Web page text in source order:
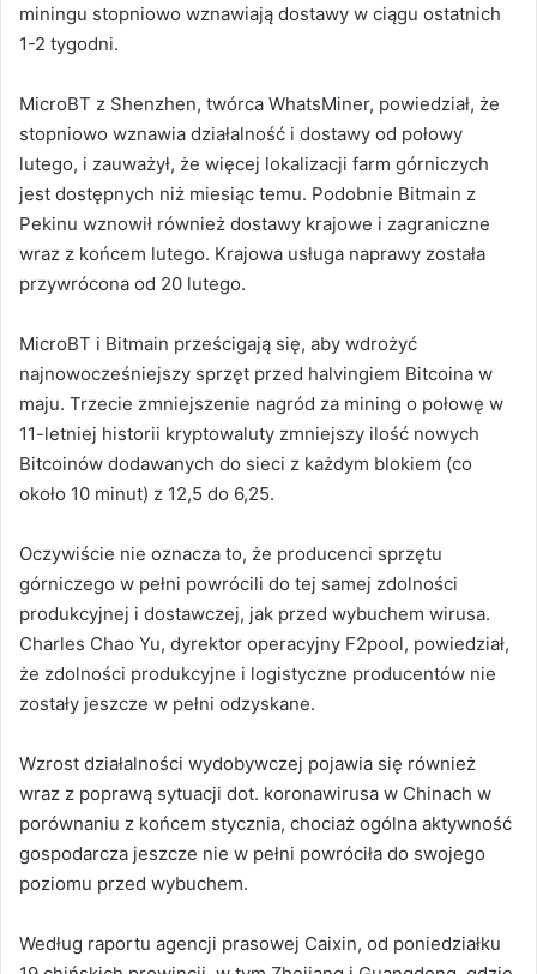
miningu stopniowo wznawiają dostawy w ciągu ostatnich
1-2 tygodni.
MicroBT z Shenzhen, twórca WhatsMiner, powiedział, że
stopniowo wznawia działalność i dostawy od połowy
lutego, i zauważył, że więcej lokalizacji farm górniczych
jest dostępnych niż miesiąc temu. Podobnie Bitmain z
Pekinu wznowił również dostawy krajowe i zagraniczne
wraz z końcem lutego. Krajowa usługa naprawy została
przywrócona od 20 lutego.
MicroBT i Bitmain prześcigają się, aby wdrożyć
najnowocześniejszy sprzęt przed halvingiem Bitcoina w
maju. Trzecie zmniejszenie nagród za mining o połowę w
11-letniej historii kryptowaluty zmniejszy ilość nowych
Bitcoinów dodawanych do sieci z każdym blokiem (co
około 10 minut) z 12,5 do 6,25.
Oczywiście nie oznacza to, że producenci sprzętu
górniczego w pełni powrócili do tej samej zdolności
produkcyjnej i dostawczej, jak przed wybuchem wirusa.
Charles Chao Yu, dyrektor operacyjny F2pool, powiedział,
że zdolności produkcyjne i logistyczne producentów nie
zostały jeszcze w pełni odzyskane.
Wzrost działalności wydobywczej pojawia się również
wraz z poprawą sytuacji dot. koronawirusa w Chinach w
porównaniu z końcem stycznia, chociaż ogólna aktywność
gospodarcza jeszcze nie w pełni powróciła do swojego
poziomu przed wybuchem.
Według raportu agencji prasowej Caixin, od poniedziałku